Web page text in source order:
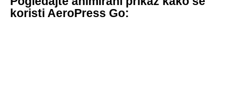
koristi AeroPress Go: